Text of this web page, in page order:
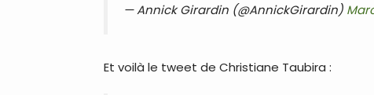
— Annick Girardin (@AnnickGirardin)
Et voilà le tweet de Christiane Taubira :